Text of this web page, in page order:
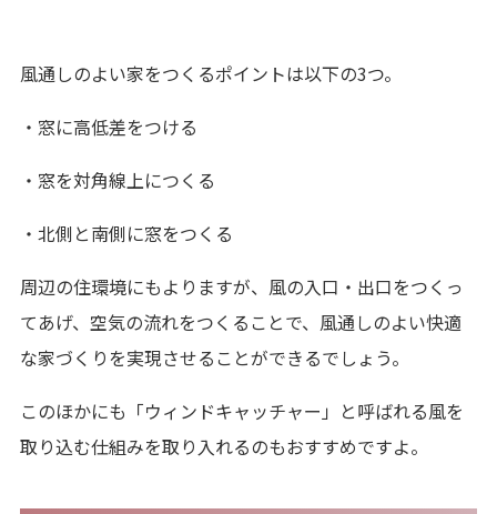
風通しのよい家をつくるポイントは以下の3つ。
・窓に高低差をつける
・窓を対角線上につくる
・北側と南側に窓をつくる
周辺の住環境にもよりますが、風の入口・出口をつくっ
てあげ、空気の流れをつくることで、風通しのよい快適
な家づくりを実現させることができるでしょう。
このほかにも「ウィンドキャッチャー」と呼ばれる風を
取り込む仕組みを取り入れるのもおすすめですよ。